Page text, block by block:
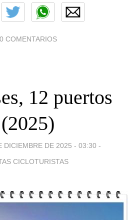
0 COMENTARIOS
12 puertos
(2025)
DICIEMBRE DE 2025 - 03:30 -
CICLOTURISTAS